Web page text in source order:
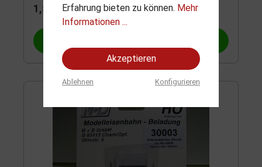
1,50 €*Erfahrung bieten zu können. Mehr
Informationen ...
Akzeptieren
Ablehnen Konfigurieren